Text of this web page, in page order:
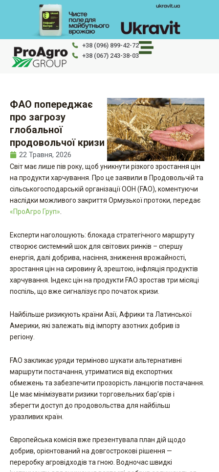
+38 (096) 899-42-72
+38 (067) 243-38-03
ФАО попереджає
про загрозу
глобальної
продовольчої кризи
22 Травня, 2026
Світ має лише пів року, щоб уникнути різкого зростання цін
на продукти харчування. Про це заявили в Продовольчій та
сільськогосподарській організації ООН (FAO), коментуючи
наслідки можливого закриття Ормузької протоки, передає
«ПроАгро Груп».
Експерти наголошують: блокада стратегічного маршруту
створює системний шок для світових ринків – спершу
енергія, далі добрива, насіння, зниження врожайності,
зростання цін на сировину й, зрештою, інфляція продуктів
харчування. Індекс цін на продукти FAO зростав три місяці
поспіль, що вже сигналізує про початок кризи.
Найбільше ризикують країни Азії, Африки та Латинської
Америки, які залежать від імпорту азотних добрив із
регіону.
FAO закликає уряди терміново шукати альтернативні
маршрути постачання, утриматися від експортних
обмежень та забезпечити прозорість ланцюгів постачання.
Це має мінімізувати ризики торговельних бар’єрів і
зберегти доступ до продовольства для найбільш
уразливих країн.
Європейська комісія вже презентувала план дій щодо
добрив, орієнтований на довгострокові рішення —
переробку агровідходів та гною. Водночас швидкі